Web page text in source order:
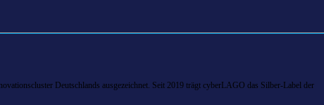
Deutschlands ausgezeichnet. Seit 2019 trägt cyberLAGO das Silber-Label der